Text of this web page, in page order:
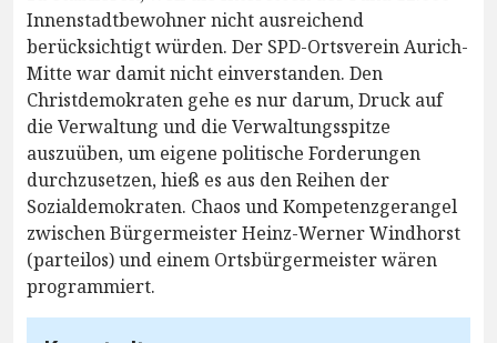
Innenstadtbewohner nicht ausreichend
berücksichtigt würden. Der SPD-Ortsverein Aurich-
Mitte war damit nicht einverstanden. Den
Christdemokraten gehe es nur darum, Druck auf
die Verwaltung und die Verwaltungsspitze
auszuüben, um eigene politische Forderungen
durchzusetzen, hieß es aus den Reihen der
Sozialdemokraten. Chaos und Kompetenzgerangel
zwischen Bürgermeister Heinz-Werner Windhorst
(parteilos) und einem Ortsbürgermeister wären
programmiert.